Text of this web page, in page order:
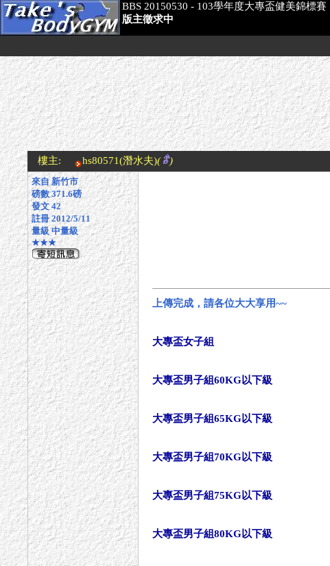
BBS 20150530 - 103學年度大專盃健美錦標賽
版主徵求中
樓主: hs80571(潛水夫)( )
來自 新竹市
磅數 371.6磅
發文 42
註冊 2012/5/11
量級 中量級
★★★
上傳完成，請各位大大享用~~
大專盃女子組
大專盃男子組60KG以下級
大專盃男子組65KG以下級
大專盃男子組70KG以下級
大專盃男子組75KG以下級
大專盃男子組80KG以下級